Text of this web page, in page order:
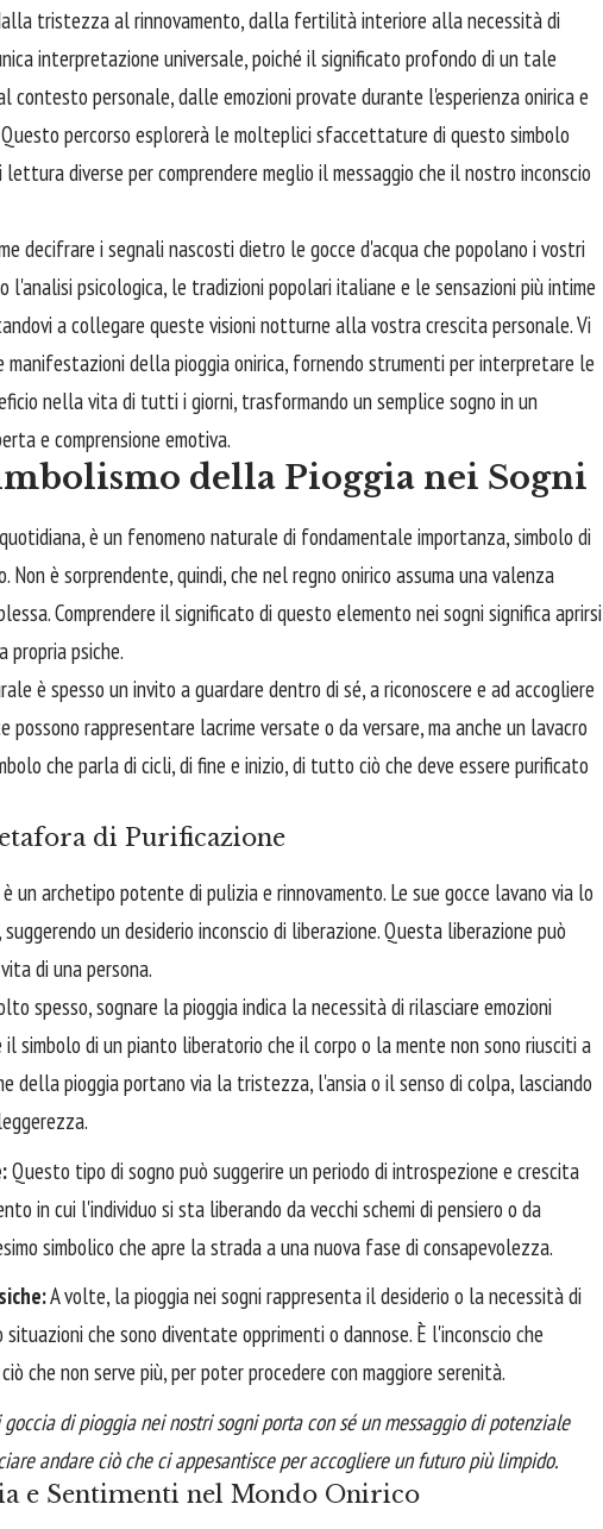
tristezza al rinnovamento, dalla fertilità interiore alla necessità di
interpretazione universale, poiché il significato profondo di un tale
contesto personale, dalle emozioni provate durante l'esperienza onirica e
percorso esplorerà le molteplici sfaccettature di questo simbolo
diverse per comprendere meglio il messaggio che il nostro inconscio
decifrare i segnali nascosti dietro le gocce d'acqua che popolano i vostri
l'analisi psicologica, le tradizioni popolari italiane e le sensazioni più intime
a collegare queste visioni notturne alla vostra crescita personale. Vi
manifestazioni della pioggia onirica, fornendo strumenti per interpretare le
nella vita di tutti i giorni, trasformando un semplice sogno in un
e comprensione emotiva.
della Pioggia nei Sogni
è un fenomeno naturale di fondamentale importanza, simbolo di
è sorprendente, quindi, che nel regno onirico assuma una valenza
Comprendere il significato di questo elemento nei sogni significa aprirsi
propria psiche.
è spesso un invito a guardare dentro di sé, a riconoscere e ad accogliere
possono rappresentare lacrime versate o da versare, ma anche un lavacro
che parla di cicli, di fine e inizio, di tutto ciò che deve essere purificato
di Purificazione
un archetipo potente di pulizia e rinnovamento. Le sue gocce lavano via lo
un desiderio inconscio di liberazione. Questa liberazione può
di una persona.
spesso, sognare la pioggia indica la necessità di rilasciare emozioni
il simbolo di un pianto liberatorio che il corpo o la mente non sono riusciti a
della pioggia portano via la tristezza, l'ansia o il senso di colpa, lasciando
Questo tipo di sogno può suggerire un periodo di introspezione e crescita
in cui l'individuo si sta liberando da vecchi schemi di pensiero o da
simbolico che apre la strada a una nuova fase di consapevolezza.
A volte, la pioggia nei sogni rappresenta il desiderio o la necessità di
che sono diventate opprimenti o dannose. È l'inconscio che
che non serve più, per poter procedere con maggiore serenità.
di pioggia nei nostri sogni porta con sé un messaggio di potenziale
andare ciò che ci appesantisce per accogliere un futuro più limpido.
e Sentimenti nel Mondo Onirico